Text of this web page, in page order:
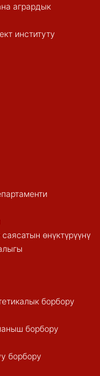
агрардык
институту
өнүктүрүүнү
борбору
борбору
борбору